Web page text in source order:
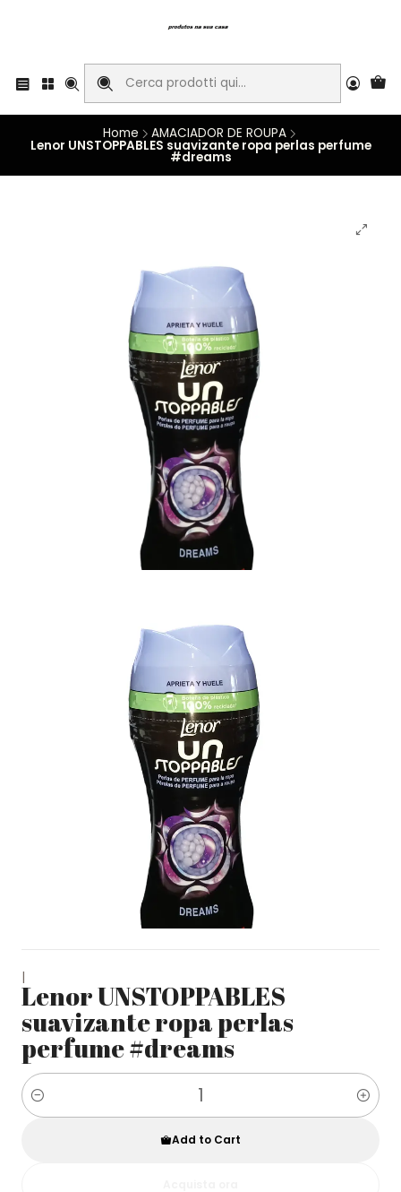
Home AMACIADOR DE ROUPA
Lenor UNSTOPPABLES suavizante ropa perlas perfume
#dreams
|
Lenor UNSTOPPABLES
suavizante ropa perlas
perfume #dreams
Quantity
Add to Cart